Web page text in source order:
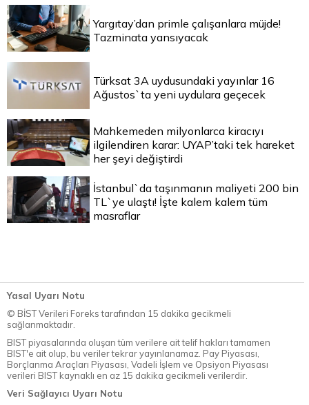
Yargıtay’dan primle çalışanlara müjde!
Tazminata yansıyacak
Türksat 3A uydusundaki yayınlar 16
Ağustos`ta yeni uydulara geçecek
Mahkemeden milyonlarca kiracıyı
ilgilendiren karar: UYAP’taki tek hareket
her şeyi değiştirdi
İstanbul`da taşınmanın maliyeti 200 bin
TL`ye ulaştı! İşte kalem kalem tüm
masraflar
Yasal Uyarı Notu
© BİST Verileri Foreks tarafından 15 dakika gecikmeli
sağlanmaktadır.
BIST piyasalarında oluşan tüm verilere ait telif hakları tamamen
BIST'e ait olup, bu veriler tekrar yayınlanamaz. Pay Piyasası,
Borçlanma Araçları Piyasası, Vadeli İşlem ve Opsiyon Piyasası
verileri BIST kaynaklı en az 15 dakika gecikmeli verilerdir.
Veri Sağlayıcı Uyarı Notu